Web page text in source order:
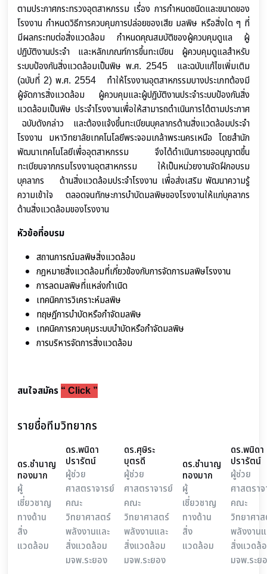
ตามประกาศกระทรวงอุตสาหกรรม เรื่อง การกําหนดชนิดและขนาดของ
โรงงาน กําหนดวิธีการควบคุมการปล่อยของเสีย มลพิษ หรือสิ่งใด ๆ ที่
มีผลกระทบต่อสิ่งแวดล้อม กําหนดคุณสมบัติของผู้ควบคุมดูแล ผู้
ปฏิบัติงานประจํา และหลักเกณฑ์การขึ้นทะเบียน ผู้ควบคุมดูแลสําหรับ
ระบบป้องกันสิ่งแวดล้อมเป็นพิษ พ.ศ. 2545 และฉบับแก้ไขเพิ่มเติม
(ฉบับที่ 2) พ.ศ. 2554 ทําให้โรงงานอุตสาหกรรมบางประเภทต้องมี
ผู้จัดการสิ่งแวดล้อม ผู้ควบคุมและผู้ปฏิบัติงานประจําระบบป้องกันสิ่ง
แวดล้อมเป็นพิษ ประจําโรงงานเพื่อให้สามารถดําเนินการได้ตามประกาศ
ฉบับดังกล่าว และต้องแจ้งขึ้นทะเบียนบุคลากรด้านสิ่งแวดล้อมประจํา
โรงงาน มหาวิทยาลัยเทคโนโลยีพระจอมเกล้าพระนครเหนือ โดยสำนัก
พัฒนาเทคโนโลยีเพื่ออุตสาหกรรม จึงได้ดำเนินการขออนุญาตขึ้น
ทะเบียนจากกรมโรงงานอุตสาหกรรม ให้เป็นหน่วยงานจัดฝึกอบรม
บุคลากร ด้านสิ่งแวดล้อมประจําโรงงาน เพื่อส่งเสริม พัฒนาความรู้
ความเข้าใจ ตลอดจนทักษะการบําบัดมลพิษของโรงงานให้แก่บุคลากร
ด้านสิ่งแวดล้อมของโรงงาน
หัวข้อที่อบรม
สถานการณ์มลพิษสิ่งแวดล้อม
กฎหมายสิ่งแวดล้อมที่เกี่ยวข้องกับการจัดการมลพิษโรงงาน
การลดมลพิษที่แหล่งกําเนิด
เทคนิคการวิเคราะห์มลพิษ
ทฤษฎีการบําบัดหรือกําจัดมลพิษ
เทคนิคการควบคุมระบบบําบัดหรือกําจัดมลพิษ
การบริหารจัดการสิ่งแวดล้อม
สนใจสมัคร “ Click ”
รายชื่อทีมวิทยากร
ดร.ชำนาญ
ทองมาก
ผู้
เชี่ยวชาญ
ทางด้าน
สิ่ง
แวดล้อม
ดร.พนิดา
ปรารัตน์
ผู้ช่วย
ศาสตราจารย์
คณะ
วิทยาศาสตร์
พลังงานและ
สิ่งแวดล้อม
มจพ.ระยอง
ดร.ศุษิระ
บุตรดี
ผู้ช่วย
ศาสตราจารย์
คณะ
วิทยาศาสตร์
พลังงานและ
สิ่งแวดล้อม
มจพ.ระยอง
ดร.ชำนาญ
ทองมาก
ผู้
เชี่ยวชาญ
ทางด้าน
สิ่ง
แวดล้อม
ดร.พนิดา
ปรารัตน์
ผู้ช่วย
ศาสตรา
คณะ
วิทยาศา
พลังงาน
สิ่งแวดล้
มจพ.ระย